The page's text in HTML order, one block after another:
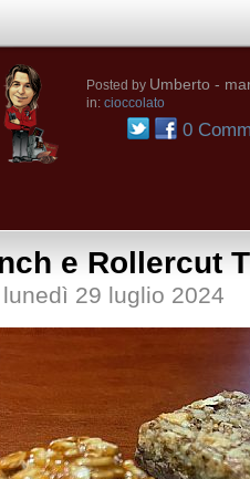
Posted by Umberto -
in: cioccolato
0
e Rollercut
29 luglio 2024